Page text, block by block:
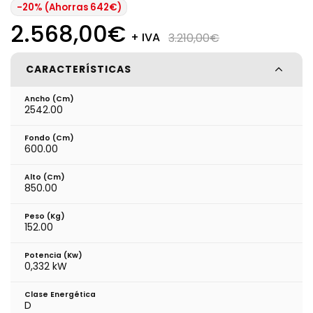
-20% (Ahorras 642€)
2.568,00€ + IVA 3.210,00€
CARACTERÍSTICAS
Ancho (cm)
2542.00
Fondo (cm)
600.00
Alto (cm)
850.00
Peso (kg)
152.00
Potencia (Kw)
0,332 kW
Clase Energética
D